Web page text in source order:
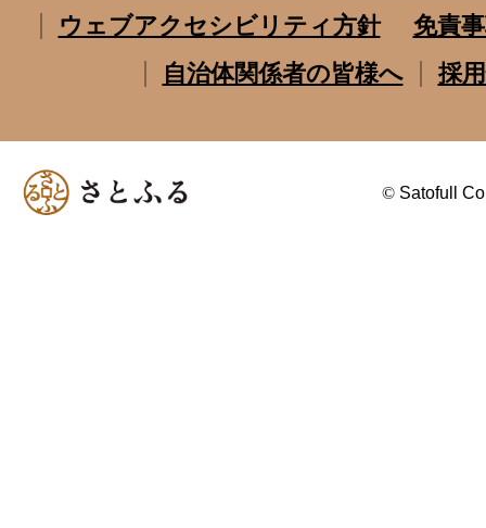
ウェブアクセシビリティ方針
免責
自治体関係者の皆様へ
採
© Satofull